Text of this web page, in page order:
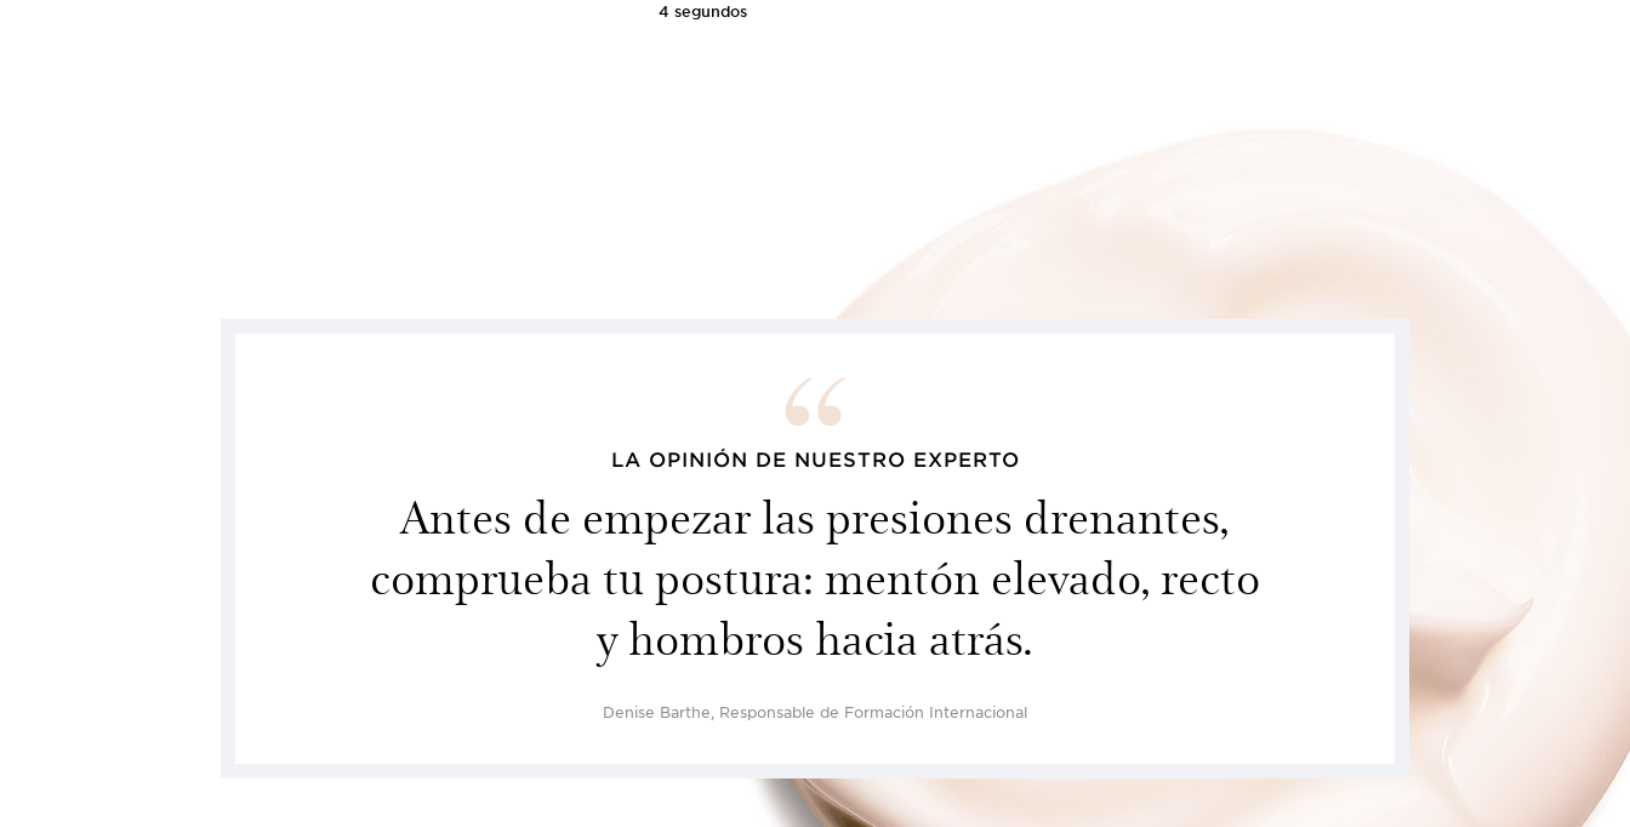
4 segundos
LA OPINIÓN DE NUESTRO EXPERTO
Antes de empezar las presiones drenantes,
comprueba tu postura: mentón elevado, recto
y hombros hacia atrás.
Denise Barthe, Responsable de Formación Internacional